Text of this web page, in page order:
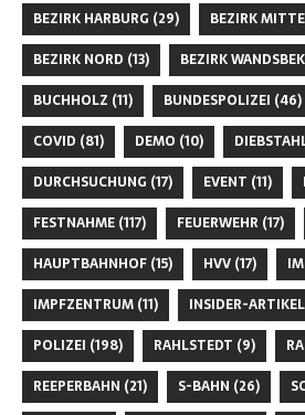
BEZIRK HARBURG (29) BEZIRK MITTE
BEZIRK NORD (13) BEZIRK WANDSBEK
BUCHHOLZ (11) BUNDESPOLIZEI (46)
COVID (81) DEMO (10)
DURCHSUCHUNG (17) EVENT (11)
FESTNAHME (117) FEUERWEHR (17)
HAUPTBAHNHOF (15) HVV (17)
IMPFZENTRUM (11) INSIDER-ARTIKEL
POLIZEI (198) RAHLSTEDT (9)
REEPERBAHN (21) S-BAHN (26)